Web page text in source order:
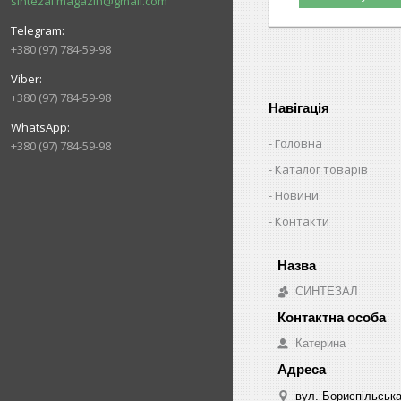
+380 (97) 784-59-98
+380 (97) 784-59-98
+380 (97) 784-59-98
Навігація
Головна
Каталог товарів
Новини
Контакти
СИНТЕЗАЛ
Катерина
вул.